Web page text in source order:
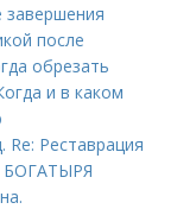
завершения
после
обрезать
и в каком
Реставрация
БОГАТЫРЯ